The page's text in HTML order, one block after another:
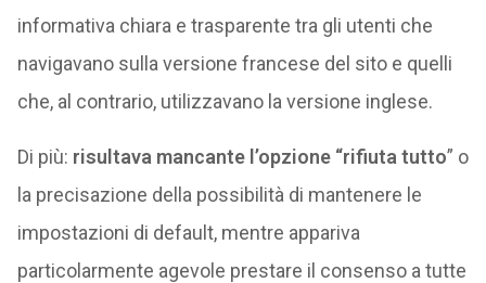
informativa chiara e trasparente tra gli utenti che
navigavano sulla versione francese del sito e quelli
che, al contrario, utilizzavano la versione inglese.
Di più: risultava mancante l’opzione “rifiuta tutto” o
la precisazione della possibilità di mantenere le
impostazioni di default, mentre appariva
particolarmente agevole prestare il consenso a tutte